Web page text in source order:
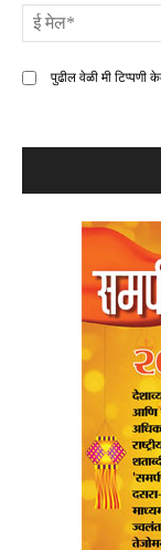
पुढील वेळी मी टिप्पणी